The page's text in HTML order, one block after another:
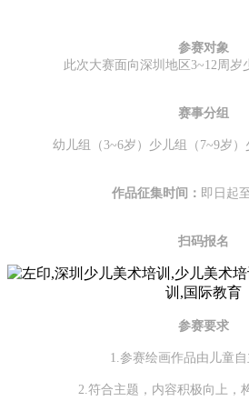
参赛对象
此次大赛面向深圳地区3~12周岁
赛事分组
幼儿组（3~6岁）少儿组（7~9岁）
作品征集时间： 即日起
扫码报名
参赛要求
1.参赛绘画作品由儿童自
2.符合主题，内容积极向上，